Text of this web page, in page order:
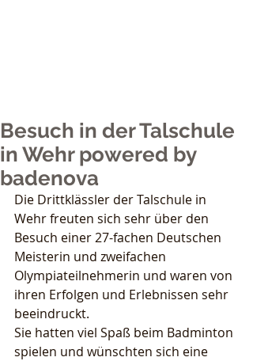
Besuch in der Talschule
in Wehr powered by
badenova
Die Drittklässler der Talschule in
Wehr freuten sich sehr über den
Besuch einer 27-fachen Deutschen
Meisterin und zweifachen
Olympiateilnehmerin und waren von
ihren Erfolgen und Erlebnissen sehr
beeindruckt.
Sie hatten viel Spaß beim Badminton
spielen und wünschten sich eine